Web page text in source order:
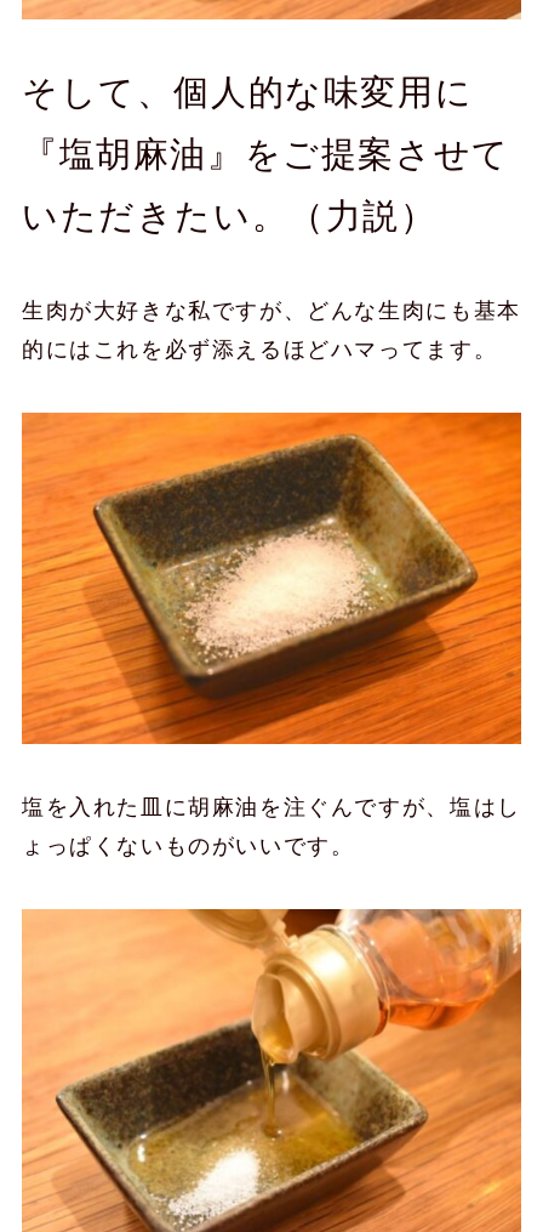
そして、個人的な味変用に
『塩胡麻油』をご提案させて
いただきたい。（力説）
生肉が大好きな私ですが、どんな生肉にも基本
的にはこれを必ず添えるほどハマってます。
塩を入れた皿に胡麻油を注ぐんですが、塩はし
ょっぱくないものがいいです。